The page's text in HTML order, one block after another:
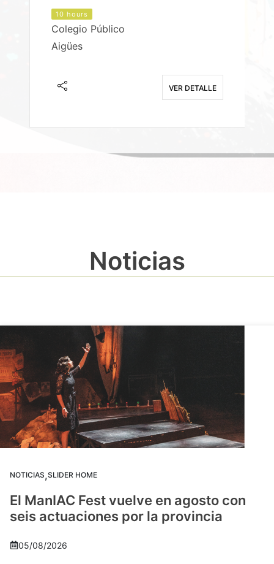
10 hours
Colegio Público
Aigües
VER DETALLE
Noticias
NOTICIAS,SLIDER HOME
El ManIAC Fest vuelve en agosto con
seis actuaciones por la provincia
05/08/2026